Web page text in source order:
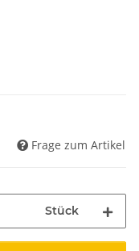
Frage zum Artikel
Stück